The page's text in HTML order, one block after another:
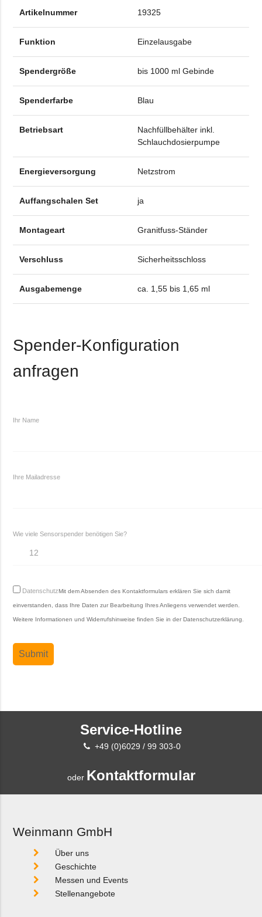
Artikelnummer 19325
Funktion Einzelausgabe
Spendergröße bis 1000 ml Gebinde
Spenderfarbe Blau
Betriebsart
Nachfüllbehälter inkl.
Schlauchdosierpumpe
Energieversorgung Netzstrom
Auffangschalen Set ja
Montageart Granitfuss-Ständer
Verschluss Sicherheitsschloss
Ausgabemenge ca. 1,55 bis 1,65 ml
Spender-Konfiguration
anfragen
Ihr Name
Ihre Mailadresse
Wie viele Sensorspender benötigen Sie?
DatenschutzMit dem Absenden des Kontaktformulars erklären Sie sich damit
einverstanden, dass Ihre Daten zur Bearbeitung Ihres Anliegens verwendet werden.
Weitere Informationen und Widerrufshinweise finden Sie in derDatenschutzerklärung
Service-Hotline
+49 (0)6029 / 99 303-0
oder Kontaktformular
Weinmann GmbH
Über uns
Geschichte
Messen und Events
Stellenangebote